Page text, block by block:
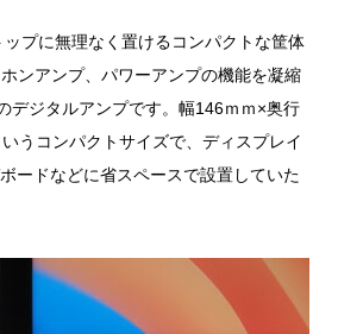
ップに無理なく置けるコンパクトな筐体
ンアンプ、パワーアンプの機能を凝縮
デジタルアンプです。幅146ｍｍ×奥行
うコンパクトサイズで、ディスプレイ
ードなどに省スペースで設置していた